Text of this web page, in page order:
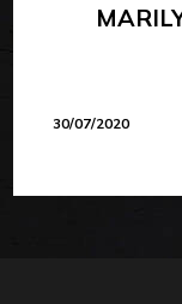
30/07/2020